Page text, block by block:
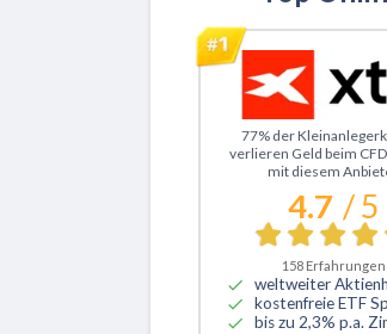
Zu XTB
77% der
verlieren Geld beim
mit diesem
4.7 / 5
158Erfahrungen
weltweiter
kostenfreie ETF
bis zu 2,3% p.a.